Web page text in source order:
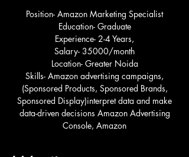
Position- Amazon Marketing Specialist
Education- Graduate
Experience- 2-4 Years,
Salary- 35000/month
Location- Greater Noida
Skills- Amazon advertising campaigns,
(Sponsored Products, Sponsored Brands,
Sponsored Display)interpret data and make
data-driven decisions Amazon Advertising
Console, Amazon